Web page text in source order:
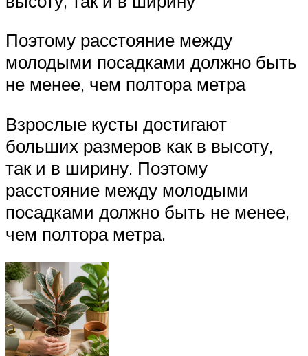
Поэтому расстояние между
молодыми посадками должно быть
не менее, чем полтора метра
Взрослые кусты достигают
больших размеров как в высоту,
так и в ширину. Поэтому
расстояние между молодыми
посадками должно быть не менее,
чем полтора метра.